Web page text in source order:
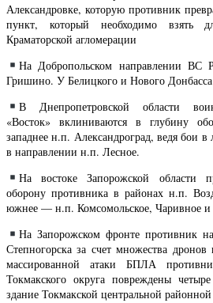
Александровке, которую противник
пункт, который необходимо взять
Краматорской агломерации
На Добропольском направлении ВС
Гришино. У Белицкого и Нового
В Днепропетровской области
«Восток» вклиниваются в глубину
западнее н.п. Александроград, ведя бои
в направлении н.п. Лесное.
На востоке Запорожской области
оборону противника в районах н.п.
южнее — н.п. Комсомольское, Чаривное и
На Запорожском фронте противник
Степногорска за счет множества
массированной атаки БПЛА
Токмакского округа повреждены
здание Токмакской центральной